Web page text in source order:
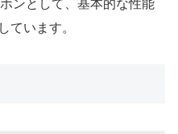
ンとして、基本的な性能
ています。